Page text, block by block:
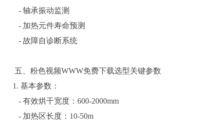
- 轴承振动监测
- 加热元件寿命预测
- 故障自诊断系统
五、粉色视频WWW免费下载选型关键参数
1. 基本参数：
- 有效烘干宽度：600-2000mm
- 加热区长度：10-50m